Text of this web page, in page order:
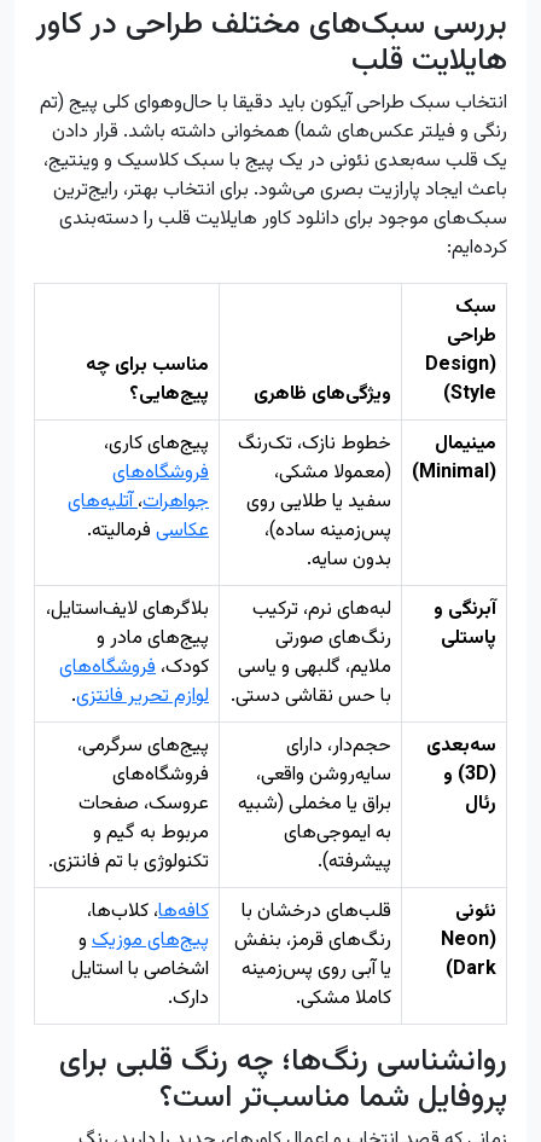
بررسی سبک‌های مختلف طراحی در کاور
هایلایت قلب
انتخاب سبک طراحی آیکون باید دقیقا با حال‌وهوای کلی پیج (تم
رنگی و فیلتر عکس‌های شما) همخوانی داشته باشد. قرار دادن
یک قلب سه‌بعدی نئونی در یک پیج با سبک کلاسیک و وینتیج،
باعث ایجاد پارازیت بصری می‌شود. برای انتخاب بهتر، رایج‌ترین
سبک‌های موجود برای دانلود کاور هایلایت قلب را دسته‌بندی
کرده‌ایم:
سبک
طراحی
(Design
Style)
ویژگی‌های ظاهری
مناسب برای چه
پیج‌هایی؟
مینیمال
(Minimal)
خطوط نازک، تک‌رنگ
(معمولا مشکی،
سفید یا طلایی روی
پس‌زمینه ساده)،
بدون سایه.
پیج‌های کاری،
فروشگاه‌های
جواهرات،آتلیه‌های
عکاسی فرمالیته.
آبرنگی و
پاستلی
لبه‌های نرم، ترکیب
رنگ‌های صورتی
ملایم، گلبهی و یاسی
با حس نقاشی دستی.
بلاگرهای لایف‌استایل،
پیج‌های مادر و
کودک، فروشگاه‌های
لوازم تحریر فانتزی.
سه‌بعدی
(3D) و
رئال
حجم‌دار، دارای
سایه‌روشن واقعی،
براق یا مخملی (شبیه
به ایموجی‌های
پیشرفته).
پیج‌های سرگرمی،
فروشگاه‌های
عروسک، صفحات
مربوط به گیم و
تکنولوژی با تم فانتزی.
نئونی
(Neon
Dark)
قلب‌های درخشان با
رنگ‌های قرمز، بنفش
یا آبی روی پس‌زمینه
کاملا مشکی.
کافه‌ها، کلاب‌ها،
پیج‌های موزیک و
اشخاصی با استایل
دارک.
روانشناسی رنگ‌ها؛ چه رنگ قلبی برای
پروفایل شما مناسب‌تر است؟